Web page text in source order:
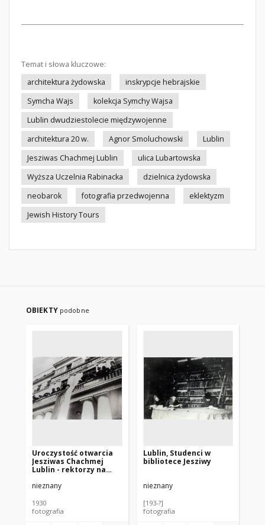
Temat i słowa kluczowe:
architektura żydowska
inskrypcje hebrajskie
Symcha Wajs
kolekcja Symchy Wajsa
Lublin dwudziestolecie międzywojenne
architektura 20 w.
Agnor Smoluchowski
Lublin
Jesziwas Chachmej Lublin
ulica Lubartowska
Wyższa Uczelnia Rabinacka
dzielnica żydowska
neobarok
fotografia przedwojenna
eklektyzm
Jewish History Tours
OBIEKTY podobne
Uroczystość otwarcia
Jesziwas Chachmej
Lublin - rektorzy na
nieznany
1930
fotografia
Lublin, Studenci w
bibliotece Jesziwy
nieznany
[193-?]
fotografia